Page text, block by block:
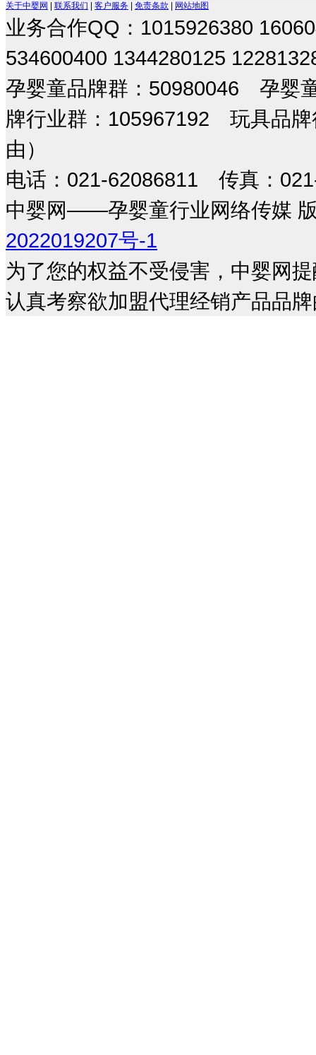
关于中婴网 联系我们 客户服务 免责条款 网站地图
业务合作QQ：1015926380
534600400 1344280125
孕婴童品牌群：50980046 孕婴
牌行业群：105967192 玩具品
由）
电话：021-62086811 传真：
中婴网——孕婴童行业网络传媒
2022019207号-1
为了您的权益不受侵害，中婴网
认真考察欲加盟代理经销产品品